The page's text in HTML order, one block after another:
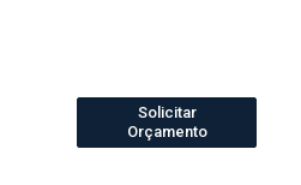
Solicitar
Orçamento